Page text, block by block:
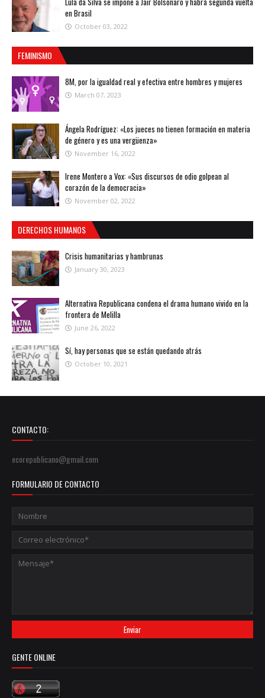
en Brasil
October 03, 2022
FEMINISMO
8M, por la igualdad real y efectiva entre hombres y mujeres
March 07, 2023
Ángela Rodríguez: «Los jueces no tienen formación en materia
de género y es una vergüenza»
November 16, 2022
Irene Montero a Vox: «Sus discursos de odio golpean al
corazón de la democracia»
November 02, 2022
DERECHOS HUMANOS
Crisis humanitarias y hambrunas
January 30, 2023
Alternativa Republicana condena el drama humano vivido en la
frontera de Melilla
June 26, 2022
Sí, hay personas que se están quedando atrás
October 10, 2021
CONTACTO:
ecorepublicano@gmail.com
FORMULARIO DE CONTACTO
GENTE ONLINE